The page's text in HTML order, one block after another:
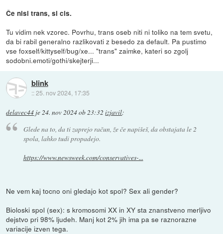
Če nisi trans, si cis.
Tu vidim nek vzorec. Povrhu, trans oseb niti ni toliko na tem svetu,
da bi rabil generalno razlikovati z besedo za default. Pa pustimo
vse foxself/kittyself/bug/xe... "trans" zaimke, kateri so zgolj
sodobni.emoti/gothi/skejterji...
blink
::25. nov 2024, 17:35
delavec44 je24. nov 2024 ob 23:32 izjavil:
Glede na to, da ti zaprejo račun, že če napišeš, da obstajata le 2
spola, lahko tudi propadejo.
https://www.newsweek.com/conservatives-...
Ne vem kaj tocno oni gledajo kot spol? Sex ali gender?
Bioloski spol (sex): s kromosomi XX in XY sta znanstveno merljivo
dejstvo pri 98% ljudeh. Manj kot 2% jih ima pa se raznorazne
variacije izven tega.